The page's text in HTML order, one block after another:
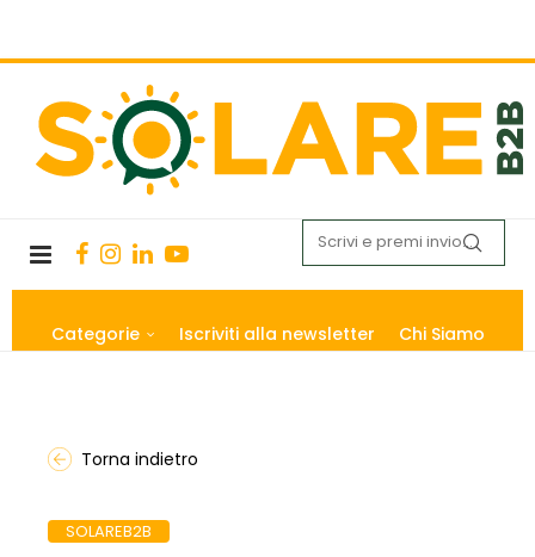
Categorie Iscriviti alla newsletter Chi Siamo
Torna indietro
SOLAREB2B